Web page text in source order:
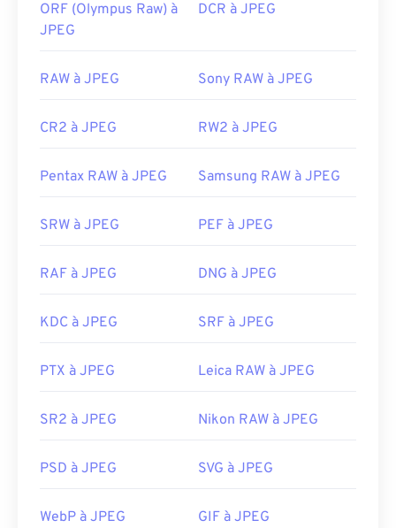
ORF (Olympus Raw) à
JPEG
DCR à JPEG
RAW à JPEG Sony RAW à JPEG
CR2 à JPEG RW2 à JPEG
Pentax RAW à JPEG Samsung RAW à JPEG
SRW à JPEG PEF à JPEG
RAF à JPEG DNG à JPEG
KDC à JPEG SRF à JPEG
PTX à JPEG Leica RAW à JPEG
SR2 à JPEG Nikon RAW à JPEG
PSD à JPEG SVG à JPEG
WebP à JPEG GIF à JPEG